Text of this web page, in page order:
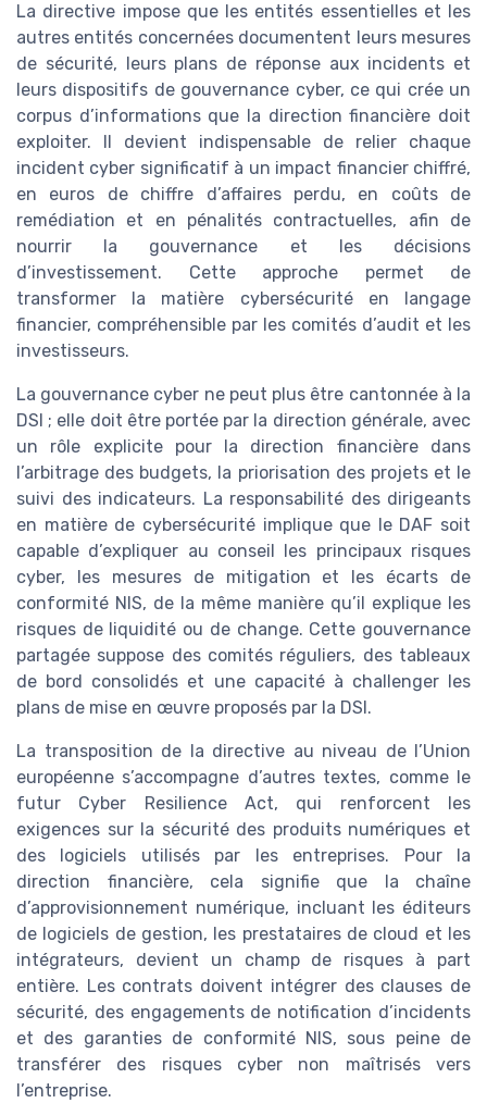
La directive impose que les entités essentielles et les
autres entités concernées documentent leurs mesures
de sécurité, leurs plans de réponse aux incidents et
leurs dispositifs de gouvernance cyber, ce qui crée un
corpus d’informations que la direction financière doit
exploiter. Il devient indispensable de relier chaque
incident cyber significatif à un impact financier chiffré,
en euros de chiffre d’affaires perdu, en coûts de
remédiation et en pénalités contractuelles, afin de
nourrir la gouvernance et les décisions
d’investissement. Cette approche permet de
transformer la matière cybersécurité en langage
financier, compréhensible par les comités d’audit et les
investisseurs.
La gouvernance cyber ne peut plus être cantonnée à la
DSI ; elle doit être portée par la direction générale, avec
un rôle explicite pour la direction financière dans
l’arbitrage des budgets, la priorisation des projets et le
suivi des indicateurs. La responsabilité des dirigeants
en matière de cybersécurité implique que le DAF soit
capable d’expliquer au conseil les principaux risques
cyber, les mesures de mitigation et les écarts de
conformité NIS, de la même manière qu’il explique les
risques de liquidité ou de change. Cette gouvernance
partagée suppose des comités réguliers, des tableaux
de bord consolidés et une capacité à challenger les
plans de mise en œuvre proposés par la DSI.
La transposition de la directive au niveau de l’Union
européenne s’accompagne d’autres textes, comme le
futur Cyber Resilience Act, qui renforcent les
exigences sur la sécurité des produits numériques et
des logiciels utilisés par les entreprises. Pour la
direction financière, cela signifie que la chaîne
d’approvisionnement numérique, incluant les éditeurs
de logiciels de gestion, les prestataires de cloud et les
intégrateurs, devient un champ de risques à part
entière. Les contrats doivent intégrer des clauses de
sécurité, des engagements de notification d’incidents
et des garanties de conformité NIS, sous peine de
transférer des risques cyber non maîtrisés vers
l’entreprise.